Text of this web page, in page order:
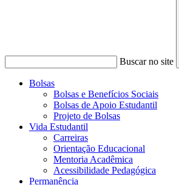
Buscar no site
Bolsas
Bolsas e Benefícios Sociais
Bolsas de Apoio Estudantil
Projeto de Bolsas
Vida Estudantil
Carreiras
Orientação Educacional
Mentoria Acadêmica
Acessibilidade Pedagógica
Permanência